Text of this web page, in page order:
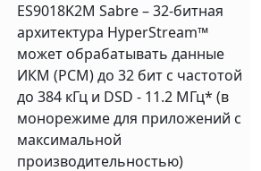
ES9018K2M Sabre – 32-битная
архитектура HyperStream™
может обрабатывать данныe
ИКМ (PCM) до 32 бит с частотой
до 384 кГц и DSD - 11.2 МГц* (в
монорежиме для приложений с
максимальной
производительностью)